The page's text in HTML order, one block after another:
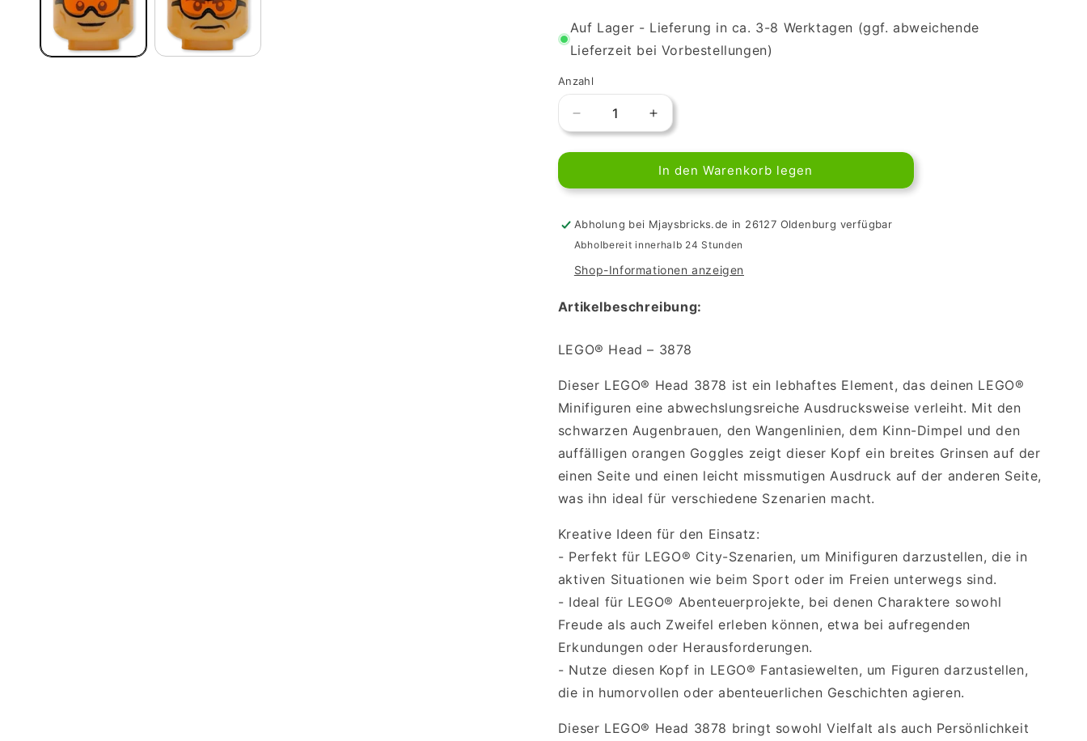
Auf Lager - Lieferung in ca. 3-8 Werktagen (ggf. abweichende
Lieferzeit bei Vorbestellungen)
Anzahl
Verringere
die
Menge
LEGO
Kopf
-
Doppelseitige
Augenbrauen
Brille
Erhöhe
die
Menge
für
LEGO
Kopf
-
Doppelseitige
Augenbrauen
Brille
In den Warenkorb legen
Abholung bei Mjaysbricks.de in 26127 Oldenburg verfügbar
Abholbereit innerhalb 24 Stunden
Shop-Informationen anzeigen
Artikelbeschreibung:
LEGO® Head – 3878
Dieser LEGO® Head 3878 ist ein lebhaftes Element, das deinen LEGO®
Minifiguren eine abwechslungsreiche Ausdrucksweise verleiht. Mit den
schwarzen Augenbrauen, den Wangenlinien, dem Kinn-Dimpel und den
auffälligen orangen Goggles zeigt dieser Kopf ein breites Grinsen auf der
einen Seite und einen leicht missmutigen Ausdruck auf der anderen Seite,
was ihn ideal für verschiedene Szenarien macht.
Kreative Ideen für den Einsatz:
- Perfekt für LEGO® City-Szenarien, um Minifiguren darzustellen, die in
aktiven Situationen wie beim Sport oder im Freien unterwegs sind.
- Ideal für LEGO® Abenteuerprojekte, bei denen Charaktere sowohl
Freude als auch Zweifel erleben können, etwa bei aufregenden
Erkundungen oder Herausforderungen.
- Nutze diesen Kopf in LEGO® Fantasiewelten, um Figuren darzustellen,
die in humorvollen oder abenteuerlichen Geschichten agieren.
Dieser LEGO® Head 3878 bringt sowohl Vielfalt als auch Persönlichkeit